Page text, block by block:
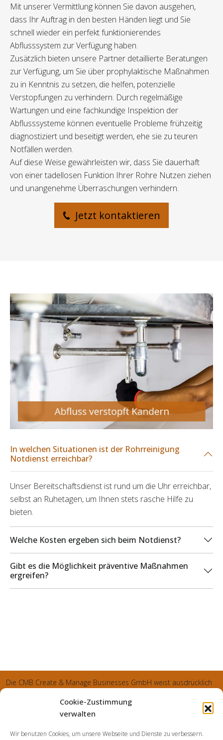
Cookie-Zustimmung
verwalten
Wir benutzen Cookies, um unsere Webseite und Dienste zu verbessern.
Mit unserer Vermittlung können Sie davon ausgehen,
dass Ihr Auftrag in den besten Händen liegt und Sie
schnell wieder ein perfekt funktionierendes
Abflusssystem zur Verfügung haben.
Zusätzlich bieten unsere Partner detaillierte Beratungen
zur Verfügung, um Sie über prophylaktische Maßnahmen
zu in Kenntnis zu setzen, die helfen, potenzielle
Verstopfungen zu verhindern. Durch regelmäßige
Wartungen und eine fachkundige Inspektion der
Abflusssysteme können eventuelle Probleme frühzeitig
diagnostiziert und beseitigt werden, ehe sie zu teuren
Notfällen werden.
Auf diese Weise gewährleisten wir, dass Sie dauerhaft
von einer tadellosen Funktion Ihrer Rohre Nutzen ziehen
und unangenehme Überraschungen verhindern.
Jetzt kontaktieren
In welchen Situationen ist der Rohrreinigung
Notdienst erreichbar?
Unser Bereitschaftsdienst ist rund um die Uhr erreichbar,
selbst an Ruhetagen, um Ihnen stets rasche Hilfe zu
bieten.
Welche Kosten ergeben sich beim Notdienst?
Gibt es die Möglichkeit präventive Maßnahmen
ergreifen?
Die CMB Create & Manage Businesses GmbH weist ausdrücklich
und sämtliche generierte Aufträge an die SecuPart GmbH
weist nachdrücklich darauf hin, dass wir in manchen Ortschaften